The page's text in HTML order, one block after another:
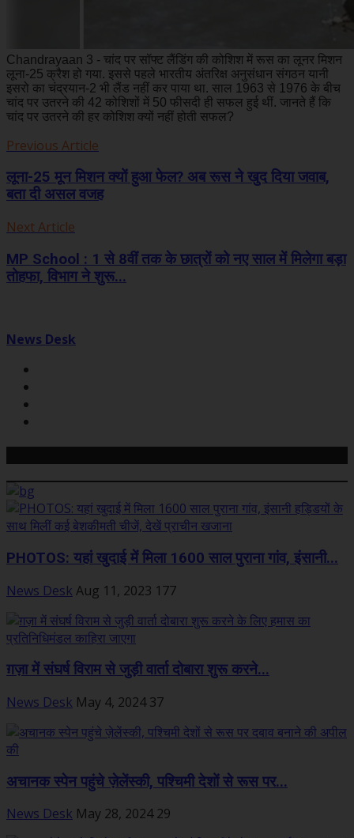
Chandrayaan 3 - चांद पर सॉफ्ट लैंडिंग की कोशिश में रूस का लूनर मिशन
लूना-25 क्रैश हो गया. इससे पहले भारतीय अंतरिक्ष अनुसंधान संगठन यानी
इसरो का चंद्रयान-2 भी लैंड नहीं कर पाया था. साल 1963 से 1976 के बीच
चांद पर उतरने की 42 कोशिशों में 50 फीसदी ही सफल हुई थीं. जानते हैं कि
चांद पर उतरने की हर कोशिश क्‍यों नहीं होती सफल?
Previous Article
लूना-25 मून मिशन क्‍यों हुआ फेल? अब रूस ने खुद दिया जवाब,
बता दी असल वजह
Next Article
MP School : 1 से 8वीं तक के छात्रों को नए साल में मिलेगा बड़ा
तोहफा, विभाग ने शुरू...
News Desk
PHOTOS: यहां खुदाई में मिला 1600 साल पुराना गांव, इंसानी...
News Desk Aug 11, 2023 177
ग़ज़ा में संघर्ष विराम से जुड़ी वार्ता दोबारा शुरू करने...
News Desk May 4, 2024 37
अचानक स्पेन पहुंचे ज़ेलेंस्की, पश्चिमी देशों से रूस पर...
News Desk May 28, 2024 29